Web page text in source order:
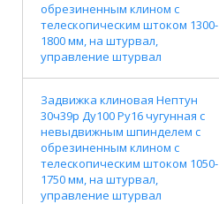
обрезиненным клином с
телескопическим штоком 1300-
1800 мм, на штурвал,
управление штурвал
Задвижка клиновая Нептун
30ч39р Ду100 Ру16 чугунная с
невыдвижным шпинделем с
обрезиненным клином с
телескопическим штоком 1050-
1750 мм, на штурвал,
управление штурвал